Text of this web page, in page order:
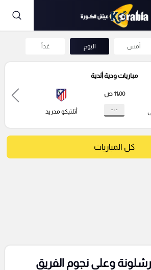
أمس اليوم غداً
مباريات ودية أندية
11:00 ص
- : - أتلتيكو مدريد
كل المباريات
وعلى نجوم الفريق